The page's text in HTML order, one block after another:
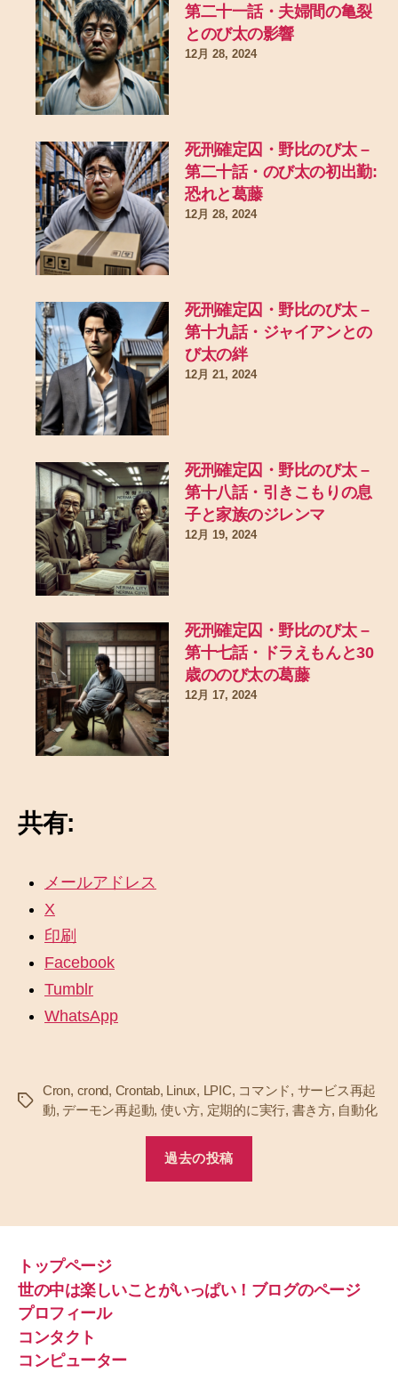
第二十一話・夫婦間の亀裂
とのび太の影響
12月 28, 2024
死刑確定囚・野比のび太 –
第二十話・のび太の初出勤:
恐れと葛藤
12月 28, 2024
死刑確定囚・野比のび太 –
第十九話・ジャイアンとの
び太の絆
12月 21, 2024
死刑確定囚・野比のび太 –
第十八話・引きこもりの息
子と家族のジレンマ
12月 19, 2024
死刑確定囚・野比のび太 –
第十七話・ドラえもんと30
歳ののび太の葛藤
12月 17, 2024
共有:
メールアドレス
X
印刷
Facebook
Tumblr
WhatsApp
タ
Cron, crond, Crontab, Linux, LPIC, コマンド, サービス再起
動, デーモン再起動, 使い方, 定期的に実行, 書き方, 自動化
過去の投稿
トップページ
世の中は楽しいことがいっぱい！ブログのページ
プロフィール
コンタクト
コンピューター